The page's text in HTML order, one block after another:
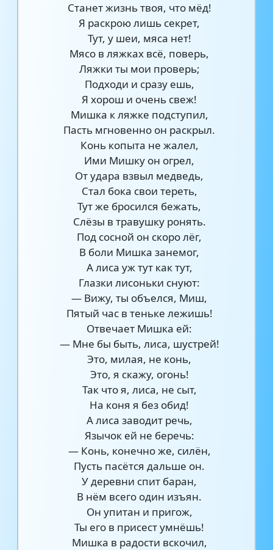
Станет жизнь твоя, что мёд!
Я раскрою лишь секрет,
Тут, у шеи, мяса нет!
Мясо в ляжках всё, поверь,
Ляжки ты мои проверь;
Подходи и сразу ешь,
Я хорош и очень свеж!
Мишка к ляжке подступил,
Пасть мгновенно он раскрыл.
Конь копыта не жалел,
Ими Мишку он огрел,
От удара взвыл медведь,
Стал бока свои тереть,
Тут же бросился бежать,
Слёзы в травушку ронять.
Под сосной он скоро лёг,
В боли Мишка занемог,
А лиса уж тут как тут,
Глазки лисоньки снуют:
— Вижу, ты объелся, Миш,
Пятый час в теньке лежишь!
Отвечает Мишка ей:
— Мне бы быть, лиса, шустрей!
Это, милая, не конь,
Это, я скажу, огонь!
Так что я, лиса, не сыт,
На коня я без обид!
А лиса заводит речь,
Язычок ей не беречь:
— Конь, конечно же, силён,
Пусть пасётся дальше он.
У деревни спит баран,
В нём всего один изъян.
Он упитан и пригож,
Ты его в присест умнёшь!
Мишка в радости вскочил,